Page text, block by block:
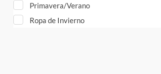
Primavera/Verano
Ropa de Invierno